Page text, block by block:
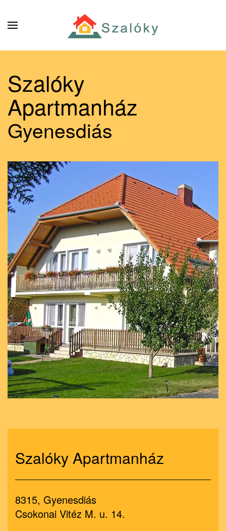
Fő tartalom átugrása
Szalóky
Apartmanház
Gyenesdiás
Szalóky Apartmanház
8315, Gyenesdiás
Csokonai Vitéz M. u. 14.